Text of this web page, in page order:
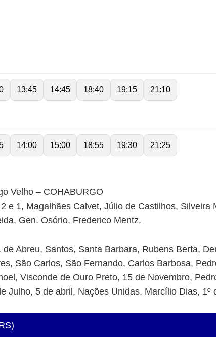
13:45 14:45 18:40 19:15 21:10
14:00 15:00 18:55 19:30 21:25
Velho – COHABURGO
e 1, Magalhães Calvet, Júlio de Castilhos, Silveira
Gen. Osório, Frederico Mentz.
Abreu, Santos, Santa Barbara, Rubens Berta,
São Carlos, São Fernando, Carlos Barbosa,
Visconde de Ouro Preto, 15 de Novembro,
Julho, 5 de abril, Nações Unidas, Marcílio Dias, 1º